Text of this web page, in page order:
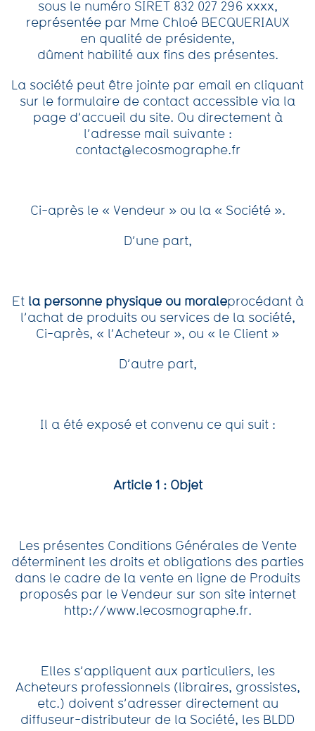
sous le numéro SIRET 832 027 296 xxxx,
représentée par Mme Chloé BECQUERIAUX
en qualité de présidente,
dûment habilité aux fins des présentes.
La société peut être jointe par email en cliquant
sur le formulaire de contact accessible via la
page d’accueil du site. Ou directement à
l’adresse mail suivante :
contact@lecosmographe.fr
Ci-après le « Vendeur » ou la « Société ».
D’une part,
Et la personne physique ou moraleprocédant à
l’achat de produits ou services de la société,
Ci-après, « l’Acheteur », ou « le Client »
D’autre part,
Il a été exposé et convenu ce qui suit :
Article 1 : Objet
Les présentes Conditions Générales de Vente
déterminent les droits et obligations des parties
dans le cadre de la vente en ligne de Produits
proposés par le Vendeur sur son site internet
http://www.lecosmographe.fr.
Elles s’appliquent aux particuliers, les
Acheteurs professionnels (libraires, grossistes,
etc.) doivent s’adresser directement au
diffuseur-distributeur de la Société, les BLDD